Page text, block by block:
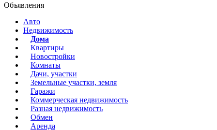
Объявления
Авто
Недвижимость
Дома
Квартиры
Новостройки
Комнаты
Дачи, участки
Земельные участки, земля
Гаражи
Коммерческая недвижимость
Разная недвижимость
Обмен
Аренда